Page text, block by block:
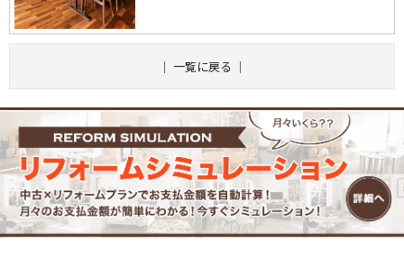
｜ 一覧に戻る ｜